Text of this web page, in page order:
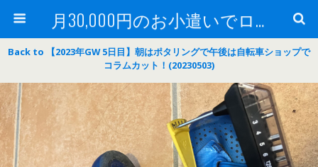
月30,000円のお小遣いでロードバイク
Back to 【2023年GW 5日目】朝はポタリングで午後は自転車ショップで
コラムカット！(20230503)